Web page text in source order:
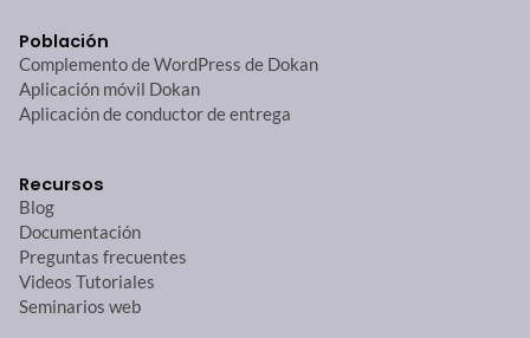
Población
Complemento de WordPress de Dokan
Aplicación móvil Dokan
Aplicación de conductor de entrega
Recursos
Blog
Documentación
Preguntas frecuentes
Videos Tutoriales
Seminarios web